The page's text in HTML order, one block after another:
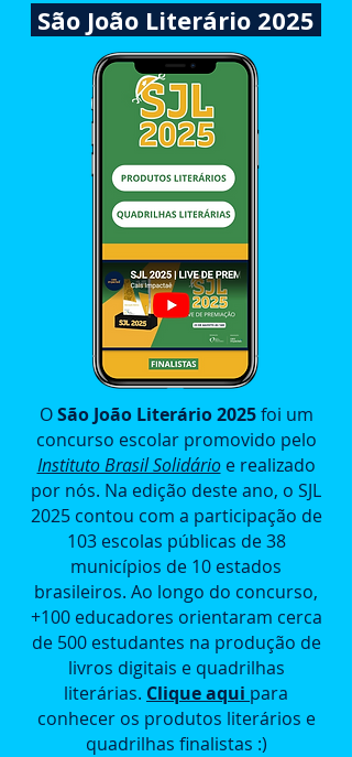
​ São João Literário 2025
OSão João Literário 2025foi um
concurso escolar promovido pelo
Instituto Brasil Solidárioe realizado
por nós. Na edição deste ano, o SJL
2025 contou com a participação de
103 escolas públicas de 38
municípios de 10 estados
brasileiros. Ao longo do concurso,
+100 educadores orientaram cerca
de 500 estudantes na produção de
livros digitais e quadrilhas
literárias. Clique aqui para
conhecer os produtos literários e
quadrilhas finalistas :)